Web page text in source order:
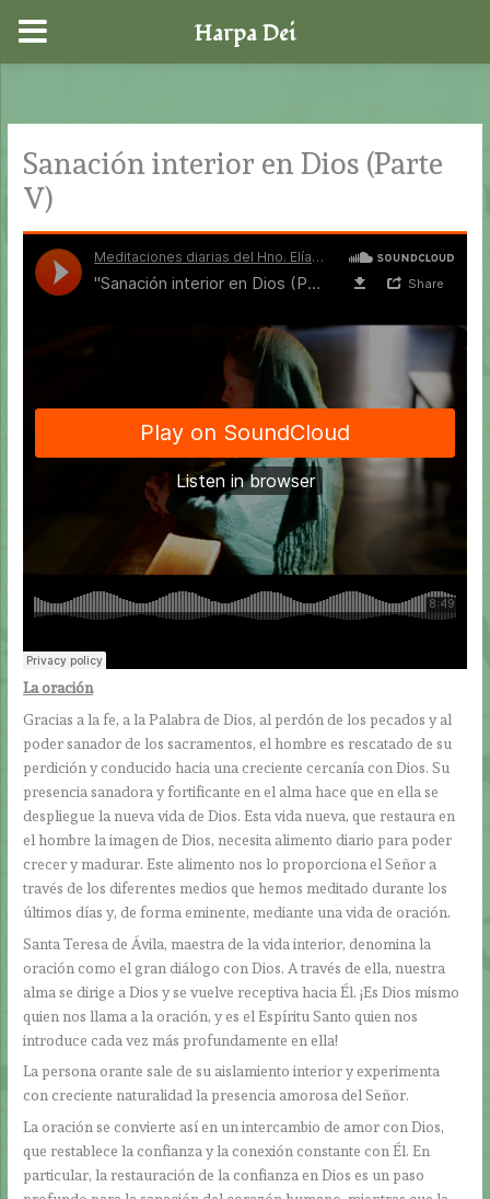
contenido
Sanación interior en Dios (Parte
V)
La oración
Gracias a la fe, a la Palabra de Dios, al perdón de los pecados y al
poder sanador de los sacramentos, el hombre es rescatado de su
perdición y conducido hacia una creciente cercanía con Dios. Su
presencia sanadora y fortificante en el alma hace que en ella se
despliegue la nueva vida de Dios. Esta vida nueva, que restaura en
el hombre la imagen de Dios, necesita alimento diario para poder
crecer y madurar. Este alimento nos lo proporciona el Señor a
través de los diferentes medios que hemos meditado durante los
últimos días y, de forma eminente, mediante una vida de oración.
Santa Teresa de Ávila, maestra de la vida interior, denomina la
oración como el gran diálogo con Dios. A través de ella, nuestra
alma se dirige a Dios y se vuelve receptiva hacia Él. ¡Es Dios mismo
quien nos llama a la oración, y es el Espíritu Santo quien nos
introduce cada vez más profundamente en ella!
La persona orante sale de su aislamiento interior y experimenta
con creciente naturalidad la presencia amorosa del Señor.
La oración se convierte así en un intercambio de amor con Dios,
que restablece la confianza y la conexión constante con Él. En
particular, la restauración de la confianza en Dios es un paso
Harpa Dei